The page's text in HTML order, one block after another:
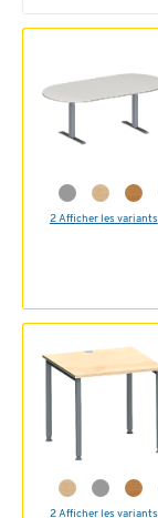
2 Afficher les variants
2 Afficher les variants